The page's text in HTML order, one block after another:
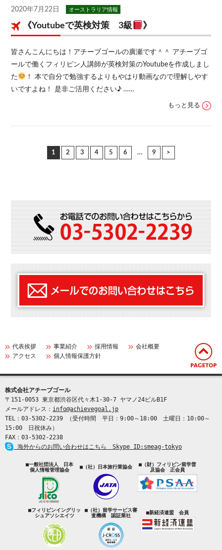
2020年7月22日 オーストラリア情報
《Youtubeで英検対策 3級 》
皆さんこんにちは！アチーブゴールの廣瀬です＾＾ アチーブゴ
ールで働くフィリピン人講師が英検対策のYoutubeを作成しまし
た
！ 本で自分で勉強するよりもやはり動画なので理解しやす
いですよね！ 是非ご活用ください♪ ……
もっと見る
1 2 3 4 5 6 … 9 >
代表挨拶 事業紹介 採用情報
会社概要
アクセス
個人情報保護方針
株式会社アチーブゴール
〒151-0053 東京都渋谷区代々木1-30-7 ヤマノ24ビルB1F
メールアドレス： info@achievegoal.jp
TEL：03‐5302‐2239 （受付時間 平日：9:00～18:00 土曜日：10:00～
15:00 日祝休み）
FAX：03‐5302‐2238
海外からのお問い合わせはこちら Skype ID:smeag-tokyo
■一般社団法人 日本
個人情報管理協会
■（社）日本旅行業協会
■（財）フィリピン留学普
及協会 正会員
■フィリピンイングリッ
シュアソシエイツ
■（社）留学サービス審
査機構 認証業社
■新経済連盟 会員